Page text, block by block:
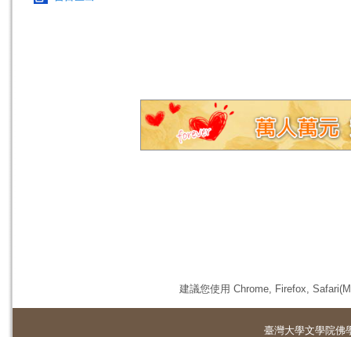
建議您使用 Chrome, Firefox,
臺灣大學文學院佛